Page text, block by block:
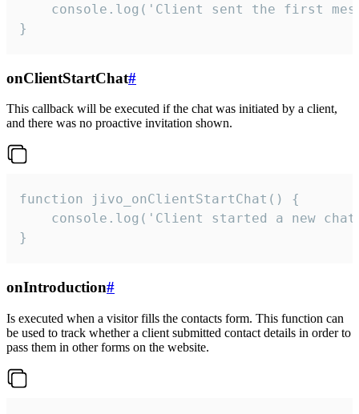
console.log('Client sent the first
}
onClientStartChat#
This callback will be executed if the chat was initiated by a client,
and there was no proactive invitation shown.
function jivo_onClientStartChat() {
console.log('Client started a new
}
onIntroduction#
Is executed when a visitor fills the contacts form. This function can
be used to track whether a client submitted contact details in order to
pass them in other forms on the website.